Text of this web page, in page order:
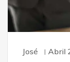
José Abril